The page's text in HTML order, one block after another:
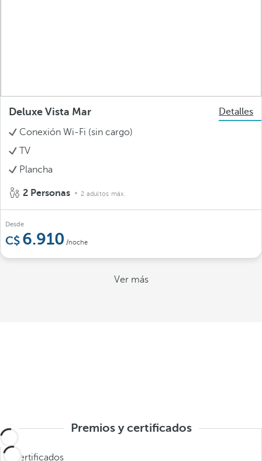
Deluxe Vista Mar
Detalles
Conexión Wi-Fi (sin cargo)
TV
Plancha
2 Personas 2 adultos máx.
Desde
6.910 /noche
Ver más
Premios y certificados
Certificados